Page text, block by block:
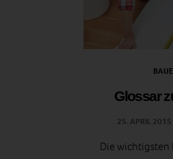
Glossar
25. APRIL 2015
Die wichtigsten